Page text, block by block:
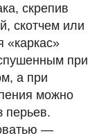
скрепив
скотчем или
«каркас»
при
а при
можно
перьев.
—